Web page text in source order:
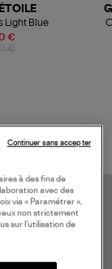
€
Light Blue
à des fins de
avec des
via « Paramétrer »,
non strictement
sur l’utilisation de
Continuer sans accepter